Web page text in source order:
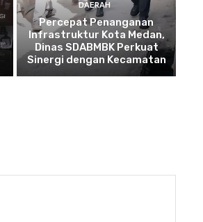
DAERAH
Percepat Penanganan
Infrastruktur Kota Medan,
Dinas SDABMBK Perkuat
Sinergi dengan Kecamatan